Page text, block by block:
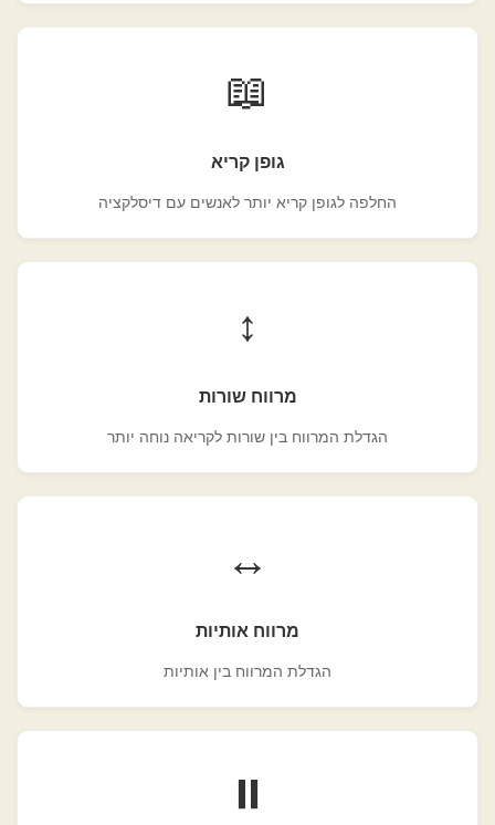
📖
גופן קריא
החלפה לגופן קריא יותר לאנשים עם דיסלקציה
↕️
מרווח שורות
הגדלת המרווח בין שורות לקריאה נוחה יותר
↔️
מרווח אותיות
הגדלת המרווח בין אותיות
⏸️